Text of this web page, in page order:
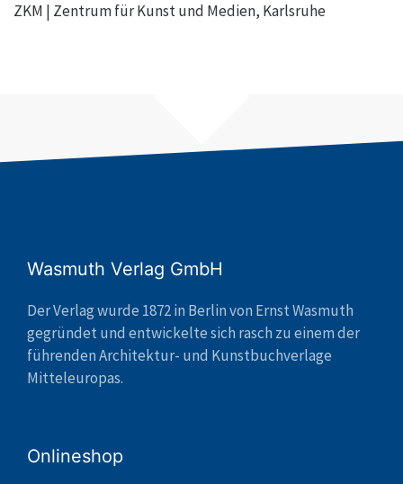
ZKM | Zentrum für Kunst und Medien, Karlsruhe
Wasmuth Verlag GmbH
Der Verlag wurde 1872 in Berlin von Ernst Wasmuth
gegründet und entwickelte sich rasch zu einem der
führenden Architektur- und Kunstbuchverlage
Mitteleuropas.
Onlineshop